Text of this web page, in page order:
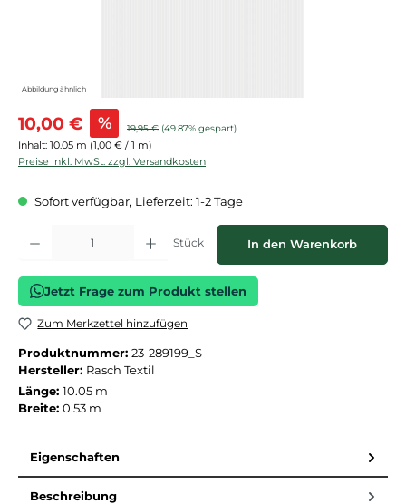
Abbildung ähnlich
Verkaufspreis:
10,00 € % Regulärer Preis:
19,95 € (49.87% gespart)
Inhalt: 10.05 m (1,00 € / 1 m)
Preise inkl. MwSt. zzgl. Versandkosten
Sofort verfügbar, Lieferzeit: 1-2 Tage
Produkt Anzahl: Gib den gewünschten Wert ein oder benutze die
Stück In den Warenkorb
Jetzt Frage zum Produkt stellen
Zum Merkzettel hinzufügen
Produktnummer: 23-289199_S
Hersteller: Rasch Textil
Länge: 10.05 m
Breite: 0.53 m
Eigenschaften
Beschreibung